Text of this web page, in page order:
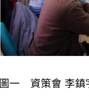
圖一 資策會 李鎮